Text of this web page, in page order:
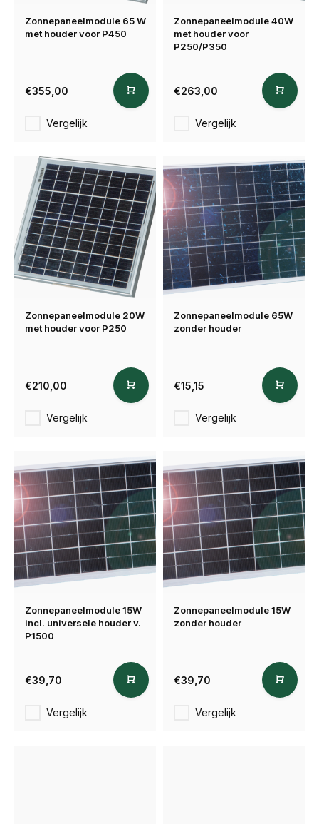
Zonnepaneelmodule 65 W
met houder voor P450
€355,00
Vergelijk
Zonnepaneelmodule 40W
met houder voor
P250/P350
€263,00
Vergelijk
Zonnepaneelmodule 20W
met houder voor P250
€210,00
Vergelijk
Zonnepaneelmodule 65W
zonder houder
€15,15
Vergelijk
Zonnepaneelmodule 15W
incl. universele houder v.
P1500
€39,70
Vergelijk
Zonnepaneelmodule 15W
zonder houder
€39,70
Vergelijk